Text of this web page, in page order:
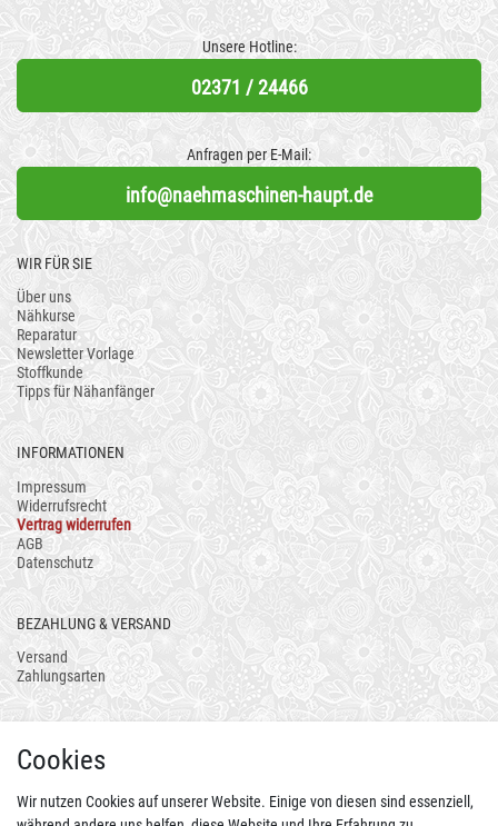
Unsere Hotline:
02371 / 24466
Anfragen per E-Mail:
info@naehmaschinen-haupt.de
WIR FÜR SIE
Über uns
Nähkurse
Reparatur
Newsletter Vorlage
Stoffkunde
Tipps für Nähanfänger
INFORMATIONEN
Impressum
Widerrufsrecht
Vertrag widerrufen
AGB
Datenschutz
BEZAHLUNG & VERSAND
Versand
Zahlungsarten
Cookies
Wir nutzen Cookies auf unserer Website. Einige von diesen sind essenziell,